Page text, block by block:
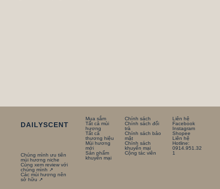
DAILYSCENT
Chúng mình ưu tiên
mùi hương niche
Cùng xem review với
chúng mình ↗
Các mùi hương nên
sở hữu ↗
Mua sắm
Tất cả mùi
hương
Tất cả
thương hiệu
Mùi hương
mới
Sản phẩm
khuyến mại
Chính sách
Chính sách đổi
trà
Chính sách bảo
mật
Chính sách
khuyến mại
Cộng tác viên
Liên hệ
Facebook
Instagram
Shopee
Liên hệ
Hotline:
0914.951.32
1